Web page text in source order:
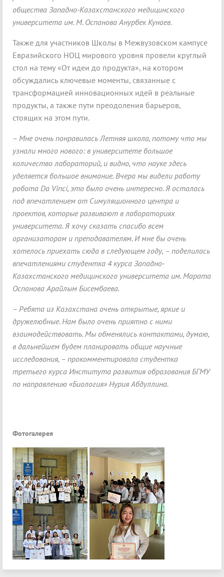
общества Западно-Казахстанского медицинского
университета им. М. Оспанова Анурбек Кунаев.
Также для участников Школы в Межвузовском кампусе
Евразийского НОЦ мирового уровня провели круглый
стол на тему «От идеи до продукта», на котором
обсуждались ключевые моменты, связанные с
трансформацией инновационных идей в реальные
продукты, а также пути преодоления барьеров,
стоящих на этом пути.
– Мне очень понравилась Летняя школа, потому что мы
узнали много нового: в университете большое
количество лабораторий, и видно, что науке здесь
уделяется большое внимание. Вчера мы видели работу
робота Da Vinci, это было очень интересно. Я осталась
под впечатлением от Симуляционного центра и
проектов, которые развивают в лабораториях
университета. Я хочу сказать спасибо всем
организаторам и преподавателям. И мне бы очень
хотелось приехать сюда в следующем году, – поделилась
впечатлениями студентка 4 курса Западно-
Казахстанского медицинского университета им. Марата
Оспанова Арайлым Бисембаева.
– Ребята из Казахстана очень открытые, яркие и
дружелюбные. Нам было очень приятно с ними
взаимодействовать. Мы обменялись контактами, думаю,
в дальнейшем будем планировать общие научные
исследования, – прокомментировала студентка
третьего курса Института развития образования БГМУ
по направлению «Биология» Нурия Абдуллина.
Фотогалерея